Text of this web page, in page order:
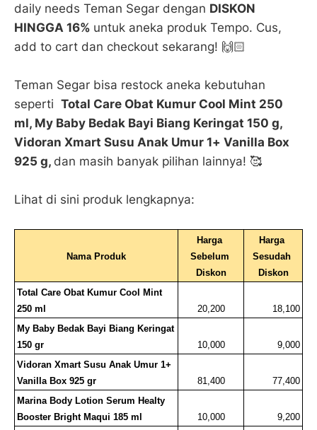
daily needs Teman Segar dengan DISKON
HINGGA 16% untuk aneka produk Tempo. Cus,
add to cart dan checkout sekarang! 🙌🏻
Teman Segar bisa restock aneka kebutuhan
seperti Total Care Obat Kumur Cool Mint 250
ml, My Baby Bedak Bayi Biang Keringat 150 g,
Vidoran Xmart Susu Anak Umur 1+ Vanilla Box
925 g, dan masih banyak pilihan lainnya! 🥰
Lihat di sini produk lengkapnya:
Nama Produk
Harga
Sebelum
Diskon
Harga
Sesudah
Diskon
Total Care Obat Kumur Cool Mint
250 ml
20,200
18,100
My Baby Bedak Bayi Biang Keringat
150 gr
10,000
9,000
Vidoran Xmart Susu Anak Umur 1+
Vanilla Box 925 gr
81,400
77,400
Marina Body Lotion Serum Healty
Booster Bright Maqui 185 ml
10,000
9,200